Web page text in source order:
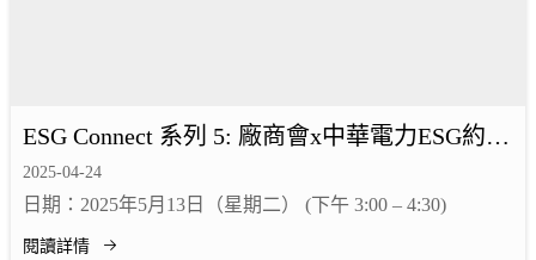
ESG Connect 系列 5: 廠商會x中華電力ESG約章
講座
2025-04-24
日期：2025年5月13日（星期二） (下午 3:00 – 4:30)
閱讀詳情